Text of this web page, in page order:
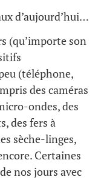
d’aujourd’hui…
(qu’importe son
(téléphone,
des caméras
ondes, des
des fers à
sèche-linges,
Certaines
nos jours avec